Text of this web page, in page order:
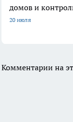
домов и
20 июля
Комментарии на